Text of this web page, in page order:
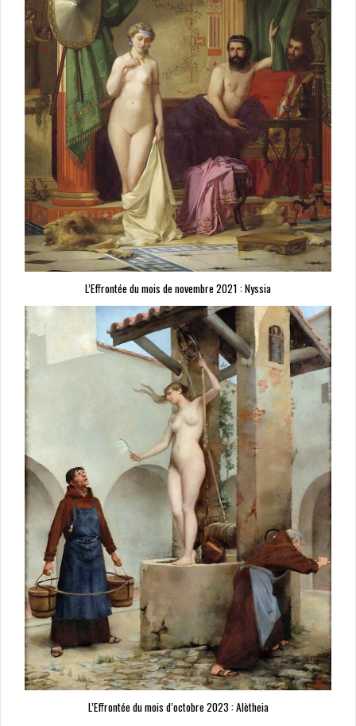
L’Effrontée du mois de novembre 2021 : Nyssia
L’Effrontée du mois d’octobre 2023 : Alètheia